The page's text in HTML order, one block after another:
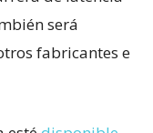
será
fabricantes e